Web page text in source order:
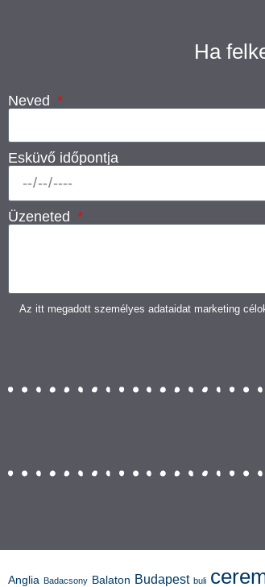
Ha
Neved
Esküvő időpontja
Üzeneted
Az itt megadott személyes adataidat marketing
Anglia Badacsony Balaton Budapest buli